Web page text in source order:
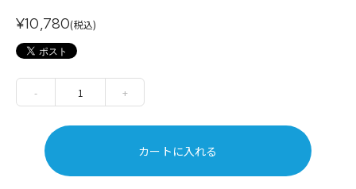
¥10,780(税込)
- 1 +
カートに入れる